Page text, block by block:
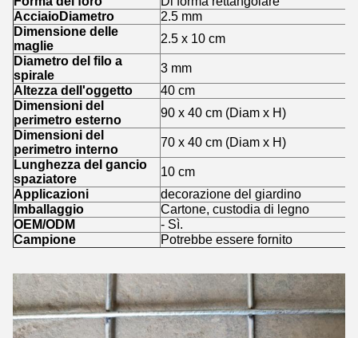
AcciaioDiametro
2.5 mm
Dimensione delle
maglie
2.5 x 10 cm
Diametro del filo a
spirale
3 mm
Altezza dell'oggetto
40 cm
Dimensioni del
perimetro esterno
90 x 40 cm (Diam x H)
Dimensioni del
perimetro interno
70 x 40 cm (Diam x H)
Lunghezza del gancio
spaziatore
10 cm
Applicazioni
decorazione del giardino
Imballaggio
Cartone, custodia di legno
OEM/ODM
- Sì.
Campione
Potrebbe essere fornito